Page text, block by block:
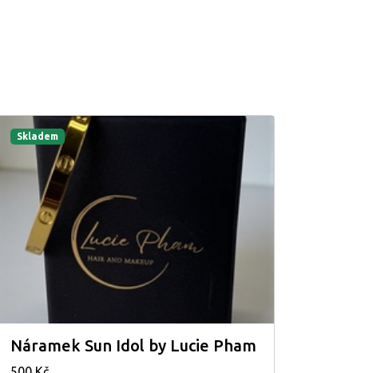
Skladem
Náramek Sun Idol by Lucie Pham